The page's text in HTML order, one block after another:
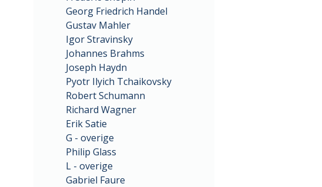
Georg Friedrich Handel
Gustav Mahler
Igor Stravinsky
Johannes Brahms
Joseph Haydn
Pyotr Ilyich Tchaikovsky
Robert Schumann
Richard Wagner
Erik Satie
G - overige
Philip Glass
L - overige
Gabriel Faure